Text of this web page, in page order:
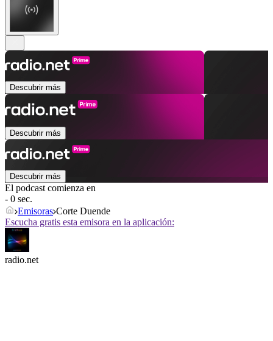
Descubrir más
Descubrir más
Descubrir más
El podcast comienza en
- 0 sec.
Emisoras Corte Duende
Escucha gratis esta emisora en la aplicación:
radio.net